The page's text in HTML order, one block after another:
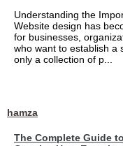
Understanding the
Website design has
for businesses,
who want to establish a
only a collection of p...
hamza
The Complete Guide